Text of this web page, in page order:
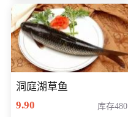
洞庭湖草鱼
9.90
库存480